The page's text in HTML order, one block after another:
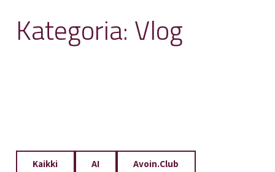
Kategoria: Vlog
Kaikki AI Avoin.Club